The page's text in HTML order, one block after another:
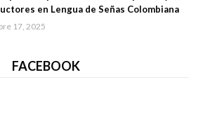
en Lengua de Señas Colombiana
17, 2025
FACEBOOK